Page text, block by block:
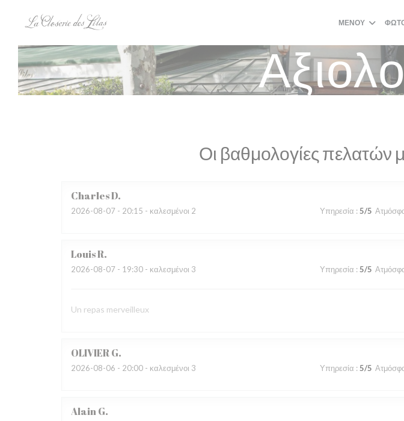
ΜΕΝΟΎ
Οι βαθμολογίες πελατών
CharlesD
2026-08-07 - 20:15 - καλεσμένοι 2 Υπηρεσία : 5/5
LouisR
2026-08-07 - 19:30 - καλεσμένοι 3 Υπηρεσία : 5/5
Un repas merveilleux
OLIVIERG
2026-08-06 - 20:00 - καλεσμένοι 3 Υπηρεσία : 5/5
AlainG